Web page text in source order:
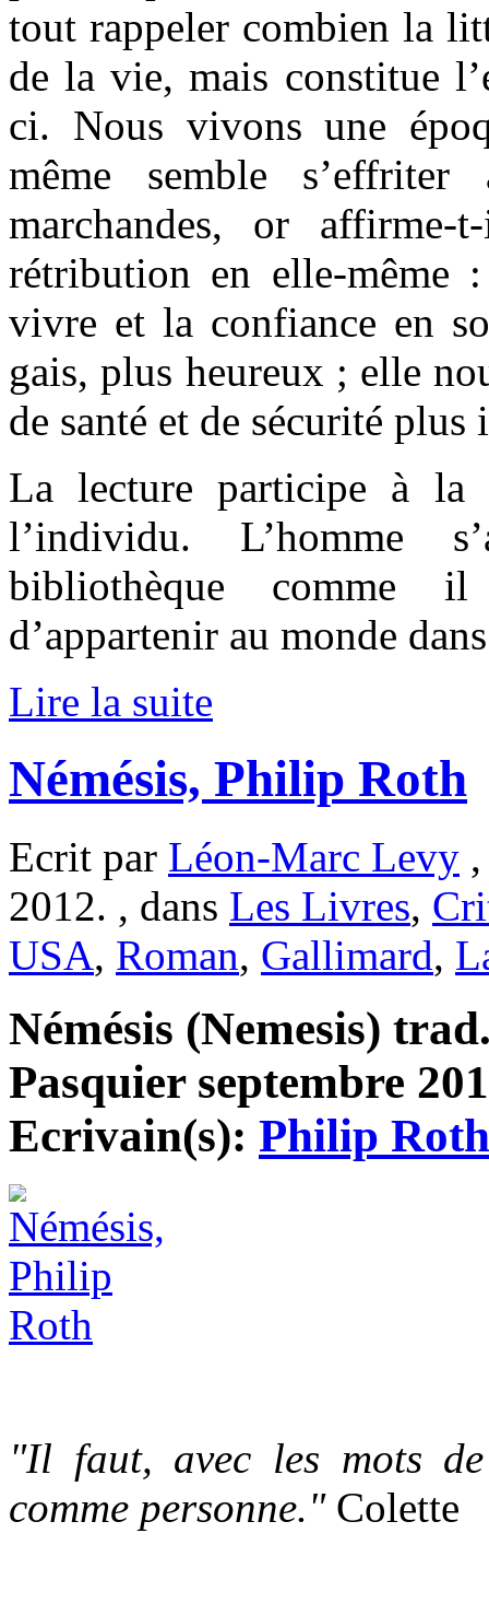
tout rappeler combien la
de la vie, mais constitue
ci. Nous vivons une
même semble
marchandes, or
rétribution en elle-même
vivre et la confiance en
gais, plus heureux ; elle
de santé et de sécurité plus
La lecture participe à la
l’individu. L’homme
bibliothèque comme
d’appartenir au monde
Lire la suite
Némésis, Philip Roth
Ecrit par Léon-Marc Levy
2012. , dans Les Livres,
USA, Roman, Gallimard,
Némésis (Nemesis)
Pasquier septembre
Ecrivain(s): Philip Roth
"Il faut, avec les mots
comme personne."Colette